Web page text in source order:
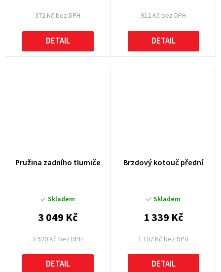
372 Kč bez DPH
DETAIL
912 Kč bez DPH
DETAIL
Pružina zadního tlumiče
Skladem
2 520 Kč bez DPH
3 049 Kč
DETAIL
Brzdový kotouč přední
Skladem
1 107 Kč bez DPH
1 339 Kč
DETAIL